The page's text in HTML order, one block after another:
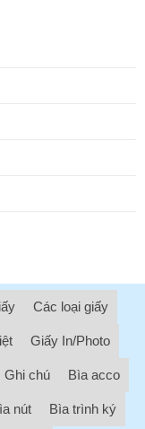
Các loại giấy
Giấy In/Photo
Ghi chú Bìa acco
nút Bìa trình ký